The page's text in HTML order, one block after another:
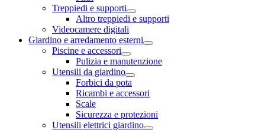
Treppiedi e supporti
Altro treppiedi e supporti
Videocamere digitali
Giardino e arredamento esterni
Piscine e accessori
Pulizia e manutenzione
Utensili da giardino
Forbici da pota
Ricambi e accessori
Scale
Sicurezza e protezioni
Utensili elettrici giardino